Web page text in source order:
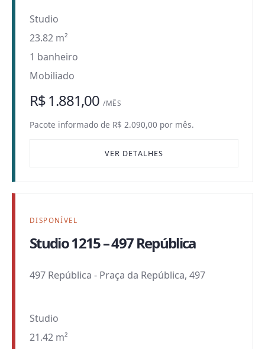
Studio
23.82 m²
1 banheiro
Mobiliado
R$ 1.881,00 /MÊS
Pacote informado de R$ 2.090,00 por mês.
VER DETALHES
DISPONÍVEL
Studio 1215 – 497 República
497 República - Praça da República, 497
Studio
21.42 m²